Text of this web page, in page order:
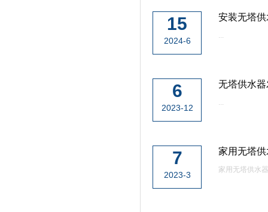
15
2024-6
安装无塔
...
6
2023-12
无塔供水
...
7
2023-3
家用无塔
家用无塔供水